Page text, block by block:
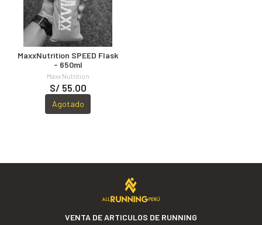
MaxxNutrition SPEED Flask
- 650ml
Maxx Nutrition
S/ 55.00
Agotado
VENTA DE ARTICULOS DE RUNNING